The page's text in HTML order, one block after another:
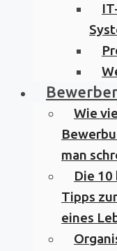
Wie
man
Die
Tipps
eines